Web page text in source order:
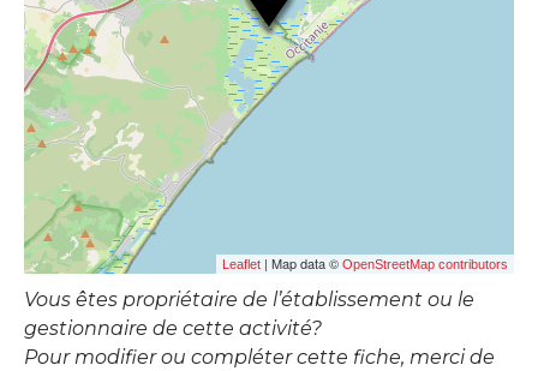
Leaflet | Map data © OpenStreetMap contributors
Vous êtes propriétaire de l’établissement ou le
gestionnaire de cette activité?
Pour modifier ou compléter cette fiche, merci de